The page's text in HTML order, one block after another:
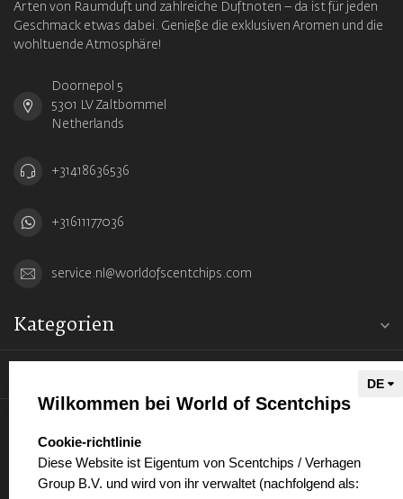
Arten von Raumduft und zahlreiche Duftnoten – da ist für jeden
Geschmack etwas dabei. Genieße die exklusiven Aromen und die
wohltuende Atmosphäre!
Doornepol 5
5301 LV Zaltbommel
Netherlands
+31418636536
+31611177036
service.nl@worldofscentchips.com
Kategorien
Wilkommen bei World of Scentchips
select language
Cookie-richtlinie
Diese Website ist Eigentum von Scentchips / Verhagen
Group B.V. und wird von ihr verwaltet (nachfolgend als: